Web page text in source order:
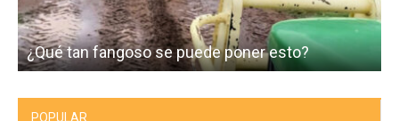
¿Qué tan fangoso se puede poner esto?
POPULAR